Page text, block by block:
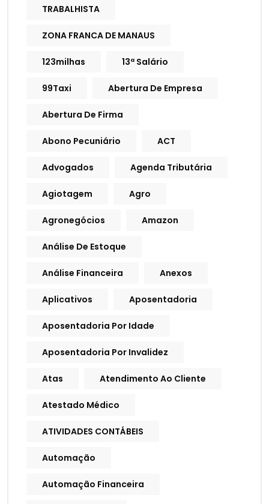
TRABALHISTA
ZONA FRANCA DE MANAUS
123milhas 13ª Salário
99Taxi Abertura De Empresa
Abertura De Firma
Abono Pecuniário ACT
Advogados Agenda Tributária
Agiotagem Agro
Agronegócios Amazon
Análise De Estoque
Análise Financeira Anexos
Aplicativos Aposentadoria
Aposentadoria Por Idade
Aposentadoria Por Invalidez
Atas Atendimento Ao Cliente
Atestado Médico
ATIVIDADES CONTÁBEIS
Automação
Automação Financeira